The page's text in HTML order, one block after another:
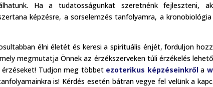
Ha a tudatosságunkat szeretnénk fejleszteni,
képzésre, a sorselemzés tanfolyamra, a
élni életét és keresi a spirituális énjét, forduljon
megmutatja Önnek az érzékszerveken túli érzékelés
érzéseket! Tudjon meg többet ezoterikus képzéseinkrőla
is! Kérdés esetén bátran vegye fel velünk a